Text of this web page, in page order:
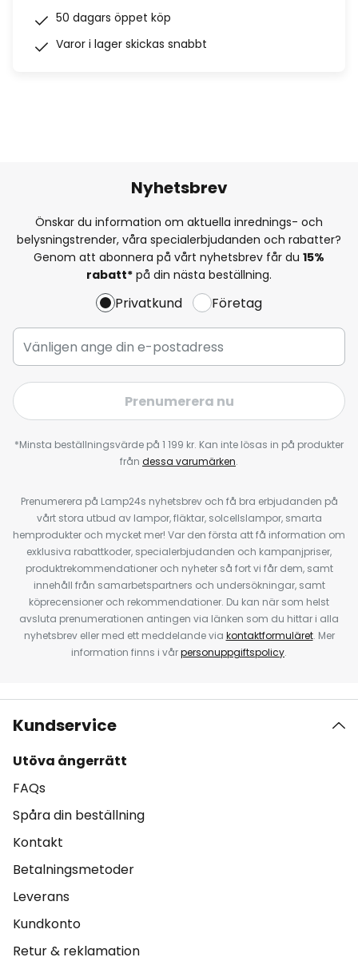
50 dagars öppet köp
Varor i lager skickas snabbt
Nyhetsbrev
Önskar du information om aktuella inrednings- och
belysningstrender, våra specialerbjudanden och rabatter?
Genom att abonnera på vårt nyhetsbrev får du 15%
rabatt* på din nästa beställning.
Privatkund Företag
Prenumerera nu
*Minsta beställningsvärde på 1 199 kr. Kan inte lösas in på produkter
från dessa varumärken.
Prenumerera på Lamp24s nyhetsbrev och få bra erbjudanden på
vårt stora utbud av lampor, fläktar, solcellslampor, smarta
hemprodukter och mycket mer! Var den första att få information om
exklusiva rabattkoder, specialerbjudanden och kampanjpriser,
produktrekommendationer och nyheter så fort vi får dem, samt
innehåll från samarbetspartners och undersökningar, samt
köprecensioner och rekommendationer. Du kan när som helst
avsluta prenumerationen antingen via länken som du hittar i alla
nyhetsbrev eller med ett meddelande via kontaktformuläret. Mer
information finns i vårpersonuppgiftspolicy.
Kundservice
Utöva ångerrätt
FAQs
Spåra din beställning
Kontakt
Betalningsmetoder
Leverans
Kundkonto
Retur & reklamation